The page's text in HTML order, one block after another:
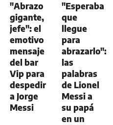
"Abrazo
gigante,
jefe": el
emotivo
mensaje
del bar
Vip para
despedir
a Jorge
Messi
"Esperaba
que
llegue
para
abrazarlo":
las
palabras
de Lionel
Messi a
su papá
en un